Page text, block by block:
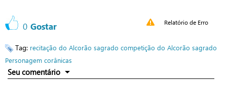
0 Gostar Relatório de Erro
Tag: recitação do Alcorão sagrado competição do Alcorão sagrado
Personagem corânicas
Seu comentário